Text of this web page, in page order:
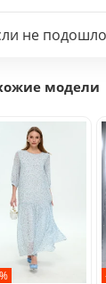
не подошло
модели